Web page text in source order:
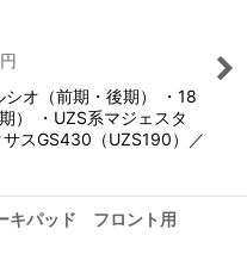
円
オ（前期・後期） ・18
） ・UZS系マジェスタ
サスGS430（UZS190）／
キパッド フロント用